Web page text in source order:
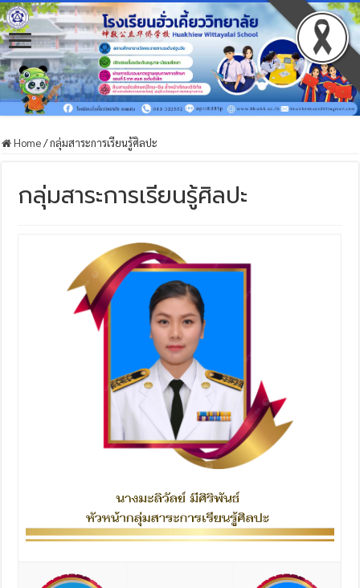
Home/กลุ่มสาระการเรียนรู้ศิลปะ
กลุ่มสาระการเรียนรู้ศิลปะ